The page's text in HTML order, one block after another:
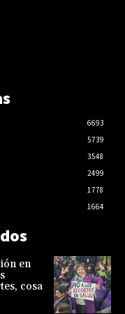
6693
5739
3548
2499
1778
1664
en
cosa